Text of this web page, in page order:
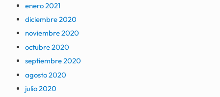
enero 2021
diciembre 2020
noviembre 2020
octubre 2020
septiembre 2020
agosto 2020
julio 2020